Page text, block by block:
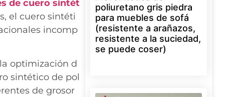
de cuero sintét
el cuero sintéti
incomp
optimización d
sintético de pol
de grosor
poliuretano gris piedra
para muebles de sofá
(resistente a arañazos,
resistente a la suciedad,
se puede coser)